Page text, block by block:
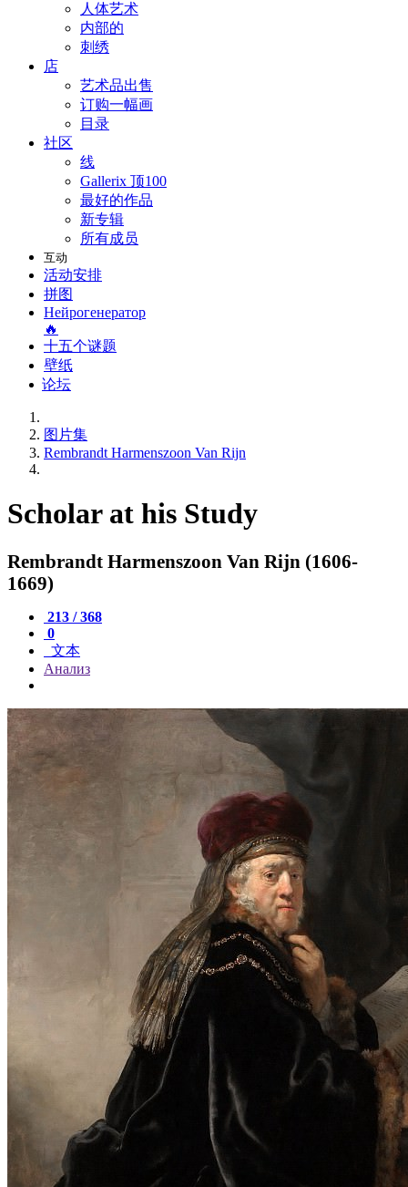
人体艺术
内部的
刺绣
店
艺术品出售
订购一幅画
目录
社区
线
Gallerix 顶100
最好的作品
新专辑
所有成员
互动
活动安排
拼图
Нейрогенератор
🔥
十五个谜题
壁纸
论坛
图片集
Rembrandt Harmenszoon Van Rijn
Scholar at his Study
Rembrandt Harmenszoon Van Rijn (1606-
1669)
213 / 368
0
文本
Анализ